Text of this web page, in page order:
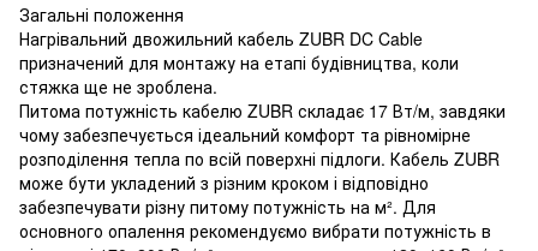
Загальні положення
Нагрівальний двожильний кабель ZUBR DC Cable
призначений для монтажу на етапі будівництва, коли
стяжка ще не зроблена.
Питома потужність кабелю ZUBR складає 17 Вт/м, завдяки
чому забезпечується ідеальний комфорт та рівномірне
розподілення тепла по всій поверхні підлоги. Кабель ZUBR
може бути укладений з різним кроком і відповідно
забезпечувати різну питому потужність на м². Для
основного опалення рекомендуємо вибрати потужність в